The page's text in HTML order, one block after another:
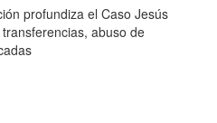
profundiza el Caso Jesús
abuso de